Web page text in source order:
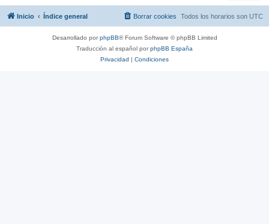
Inicio Índice general Todos los horarios son UTC
Borrar cookies
Desarrollado porphpBB® Forum Software © phpBB Limited
Traducción al español porphpBB España
Privacidad | Condiciones